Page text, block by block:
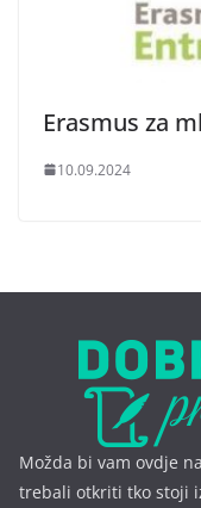
Erasmus za
10.09.2024
Možda bi vam ovdje
trebali otkriti tko stoji